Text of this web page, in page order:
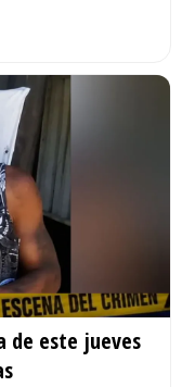
de este jueves